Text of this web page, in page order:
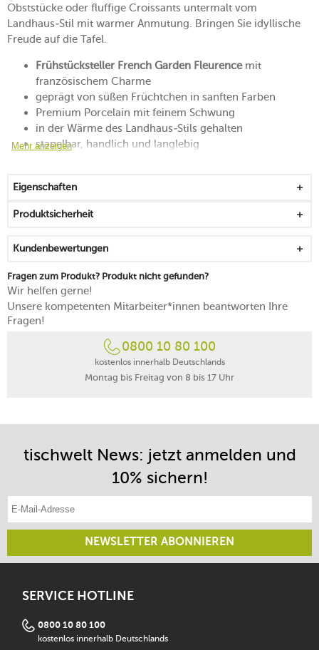
Obststücke oder fluffige Croissants untermalt vom
Landhaus-Stil mit warmer Anmutung. Bringen Sie idyllische
Freude auf die Tafel.
Frühstücksteller French Garden Fleurencemit
französischem Charme
geprägt von süßen Früchtchen in sanften Farben
Premium Porcelain mit feinem Schwung
in der Wärme des Landhaus-Stils gehalten
stapelbar, handlich und langlebig
Mehr anzeigen
Eigenschaften
Produktsicherheit
Kundenbewertungen
Fragen zum Produkt? Produkt nicht gefunden?
Wir helfen gerne!
Unsere kompetenten Mitarbeiter*innen beantworten Ihre
Fragen!
0800 10 80 100
kostenlos innerhalb Deutschlands
Montag bis Freitag von 8 bis 17 Uhr
tischwelt News: jetzt anmelden und
10% sichern!
NEWSLETTER ABONNIEREN
SERVICE HOTLINE
0800 10 80 100
kostenlos innerhalb Deutschlands